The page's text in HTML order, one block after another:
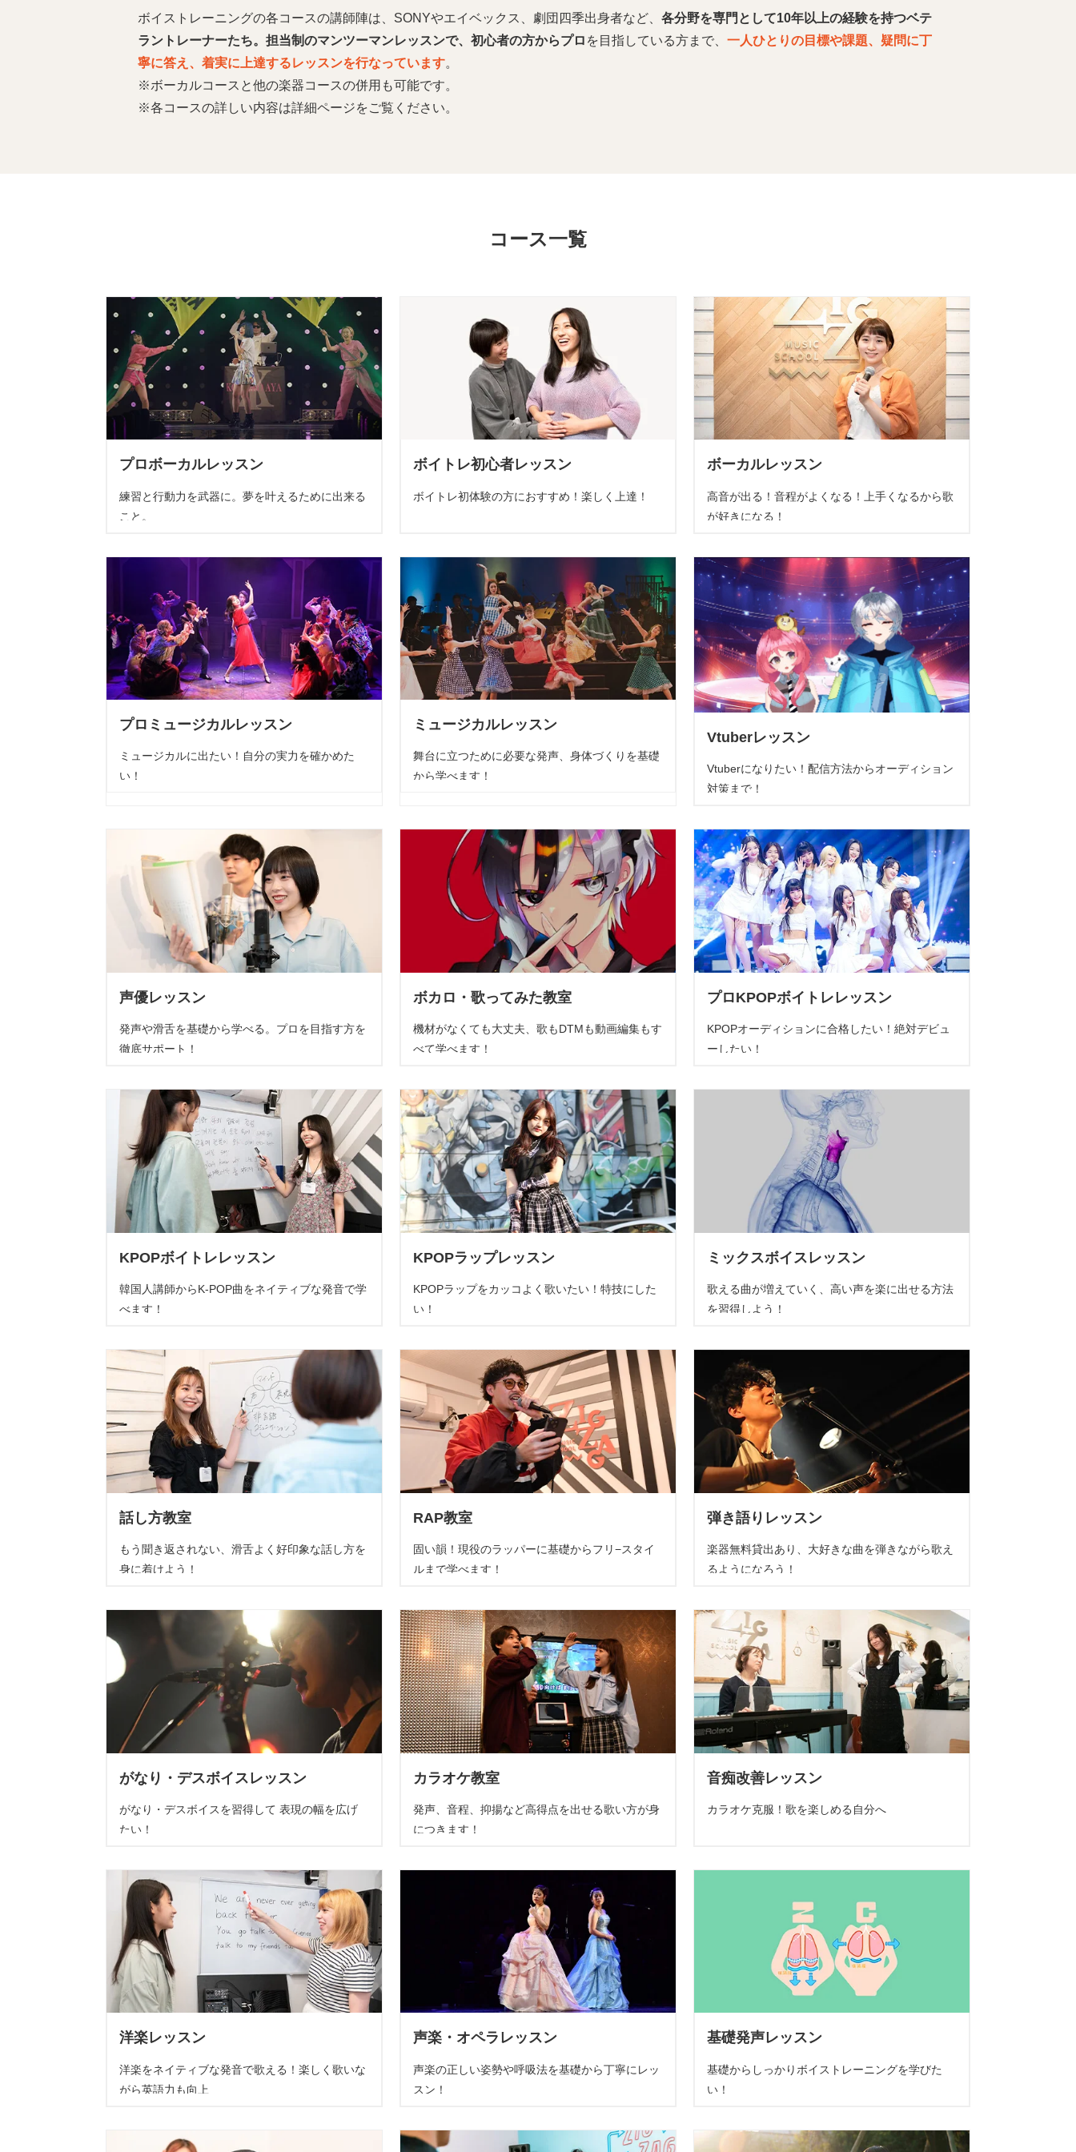
ボイストレーニングの各コースの講師陣は、SONYやエイベックス、劇団四季出身者など、 各分野を専門として10年以上の経験を持つベテ
ラントレーナーたち。担当制のマンツーマンレッスンで、初心者の方からプロ を目指している方まで、 一人ひとりの目標や課題、疑問に丁
寧に答え、着実に上達するレッスンを行なっています。
※ボーカルコースと他の楽器コースの併用も可能です。
※各コースの詳しい内容は詳細ページをご覧ください。
コース一覧
プロボーカルレッスン
練習と行動力を武器に。夢を叶えるために出来る
こと。
ボイトレ初心者レッスン
ボイトレ初体験の方におすすめ！楽しく上達！
ボーカルレッスン
高音が出る！音程がよくなる！上手くなるから歌
が好きになる！
プロミュージカルレッスン
ミュージカルに出たい！自分の実力を確かめた
い！
ミュージカルレッスン
舞台に立つために必要な発声、身体づくりを基礎
から学べます！
Vtuberレッスン
Vtuberになりたい！配信方法からオーディション
対策まで！
声優レッスン
発声や滑舌を基礎から学べる。プロを目指す方を
徹底サポート！
ボカロ・歌ってみた教室
機材がなくても大丈夫、歌もDTMも動画編集もす
べて学べます！
プロKPOPボイトレレッスン
KPOPオーディションに合格したい！絶対デビュ
ーしたい！
KPOPボイトレレッスン
韓国人講師からK-POP曲をネイティブな発音で学
べます！
KPOPラップレッスン
KPOPラップをカッコよく歌いたい！特技にした
い！
ミックスボイスレッスン
歌える曲が増えていく、高い声を楽に出せる方法
を習得しよう！
話し方教室
もう聞き返されない、滑舌よく好印象な話し方を
身に着けよう！
RAP教室
固い韻！現役のラッパーに基礎からフリ−スタイ
ルまで学べます！
弾き語りレッスン
楽器無料貸出あり、大好きな曲を弾きながら歌え
るようになろう！
がなり・デスボイスレッスン
がなり・デスボイスを習得して 表現の幅を広げ
たい！
カラオケ教室
発声、音程、抑揚など高得点を出せる歌い方が身
につきます！
音痴改善レッスン
カラオケ克服！歌を楽しめる自分へ
洋楽レッスン
洋楽をネイティブな発音で歌える！楽しく歌いな
がら英語力も向上
声楽・オペラレッスン
声楽の正しい姿勢や呼吸法を基礎から丁寧にレッ
スン！
基礎発声レッスン
基礎からしっかりボイストレーニングを学びた
い！